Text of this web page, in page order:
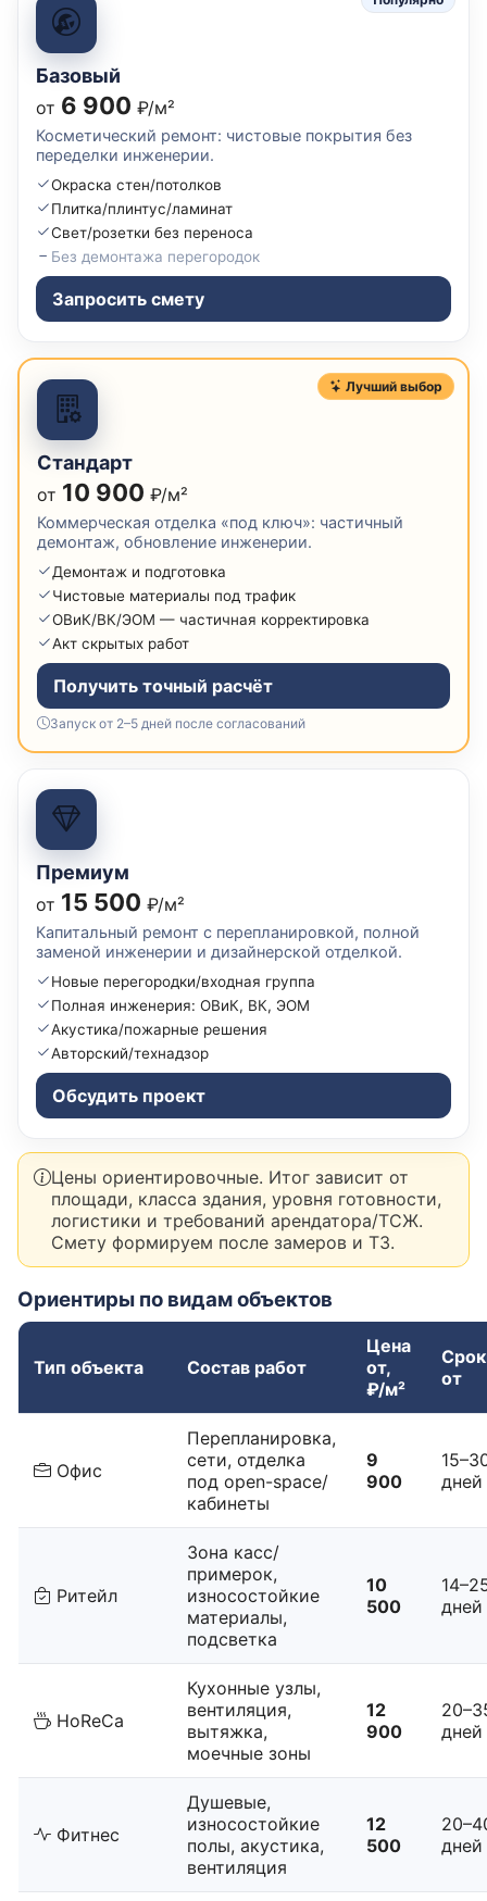
Базовый
от 6 900 ₽/м²
Косметический ремонт: чистовые покрытия без
переделки инженерии.
Окраска стен/потолков
Плитка/плинтус/ламинат
Свет/розетки без переноса
Без демонтажа перегородок
Запросить смету
Лучший выбор
Стандарт
от 10 900 ₽/м²
Коммерческая отделка «под ключ»: частичный
демонтаж, обновление инженерии.
Демонтаж и подготовка
Чистовые материалы под трафик
ОВиК/ВК/ЭОМ — частичная корректировка
Акт скрытых работ
Получить точный расчёт
Запуск от 2–5 дней после согласований
Премиум
от 15 500 ₽/м²
Капитальный ремонт с перепланировкой, полной
заменой инженерии и дизайнерской отделкой.
Новые перегородки/входная группа
Полная инженерия: ОВиК, ВК, ЭОМ
Акустика/пожарные решения
Авторский/технадзор
Обсудить проект
Цены ориентировочные. Итог зависит от
площади, класса здания, уровня готовности,
логистики и требований арендатора/ТСЖ.
Смету формируем после замеров и ТЗ.
Ориентиры по видам объектов
Тип объекта Состав работ
Цена
от,
₽/м²
от
Офис
Перепланировка,
сети, отделка
под open-space/
кабинеты
9
900
дней
Ритейл
Зона касс/
примерок,
износостойкие
материалы,
подсветка
10
500
дней
HoReCa
Кухонные узлы,
вентиляция,
вытяжка,
моечные зоны
12
900
дней
Фитнес
Душевые,
износостойкие
полы, акустика,
вентиляция
12
500
дней